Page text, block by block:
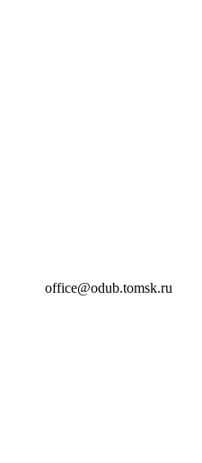
office@odub.tomsk.ru